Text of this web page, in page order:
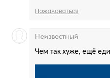
Пожаловаться
Чем так хуже, ещё
Неизвестный